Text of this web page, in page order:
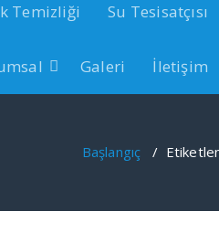
Temizliği Su Tesisatçısı
Galeri İletişim
Başlangıç /